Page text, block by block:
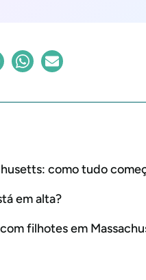
como tudo
em alta?
filhotes em